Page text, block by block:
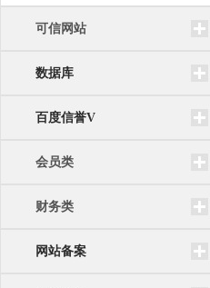
可信网站
数据库
百度信誉V
会员类
财务类
网站备案